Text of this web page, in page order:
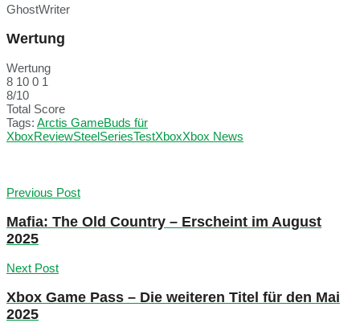
GhostWriter
Wertung
Wertung
8 10 0 1
8/10
Total Score
Tags: Arctis GameBuds für
XboxReviewSteelSeriesTestXboxXbox News
Previous Post
Mafia: The Old Country – Erscheint im August
2025
Next Post
Xbox Game Pass – Die weiteren Titel für den Mai
2025